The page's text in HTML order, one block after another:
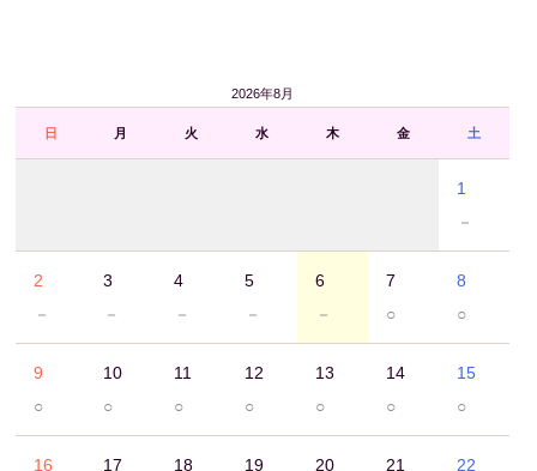
2026年8月
日 月 火 水 木 金 土
1
－
2
－
3
－
4
－
5
－
6
－
7
○
8
○
9
○
10
○
11
○
12
○
13
○
14
○
15
○
16
17
18
19
20
21
22